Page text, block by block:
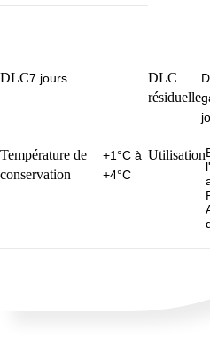
DLC7 jours
DLC
résiduelle
Température de
conservation
+1°C à
+4°C
Utilisation